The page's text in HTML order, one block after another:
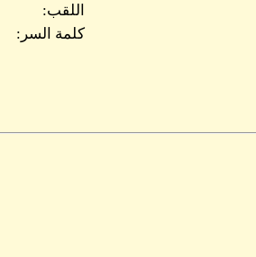
اللقب:
كلمة السر: